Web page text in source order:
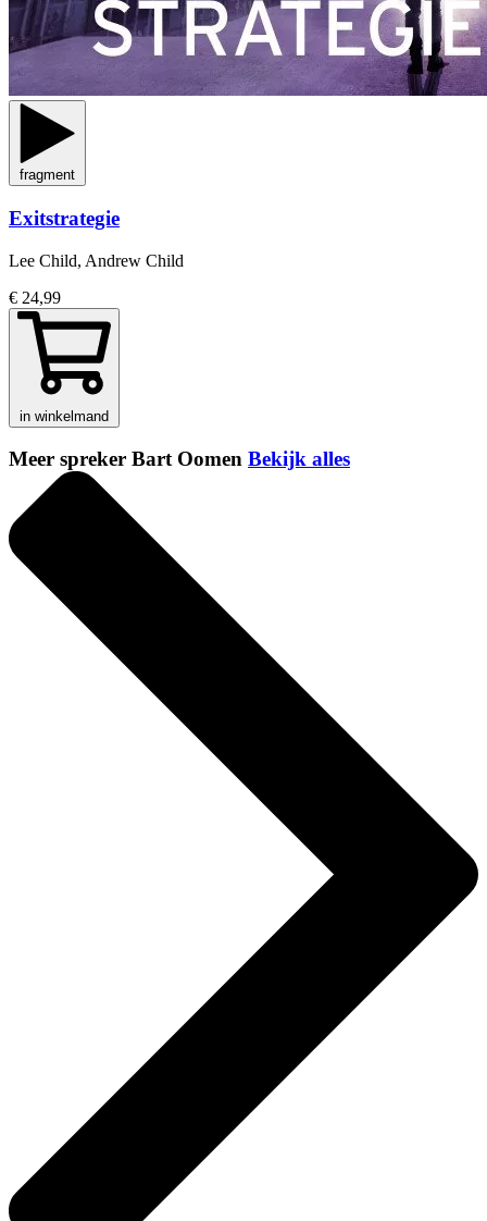
fragment
Exitstrategie
Lee Child, Andrew Child
€ 24,99
in winkelmand
Meer spreker Bart Oomen Bekijk alles